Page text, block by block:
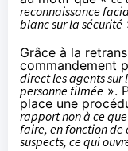
reconnaissance
blanc sur la sécurité
Grâce à la
commandement
direct les agents
personne filmée ».
place une
rapport non à ce
faire, en fonction de
suspects, ce qui